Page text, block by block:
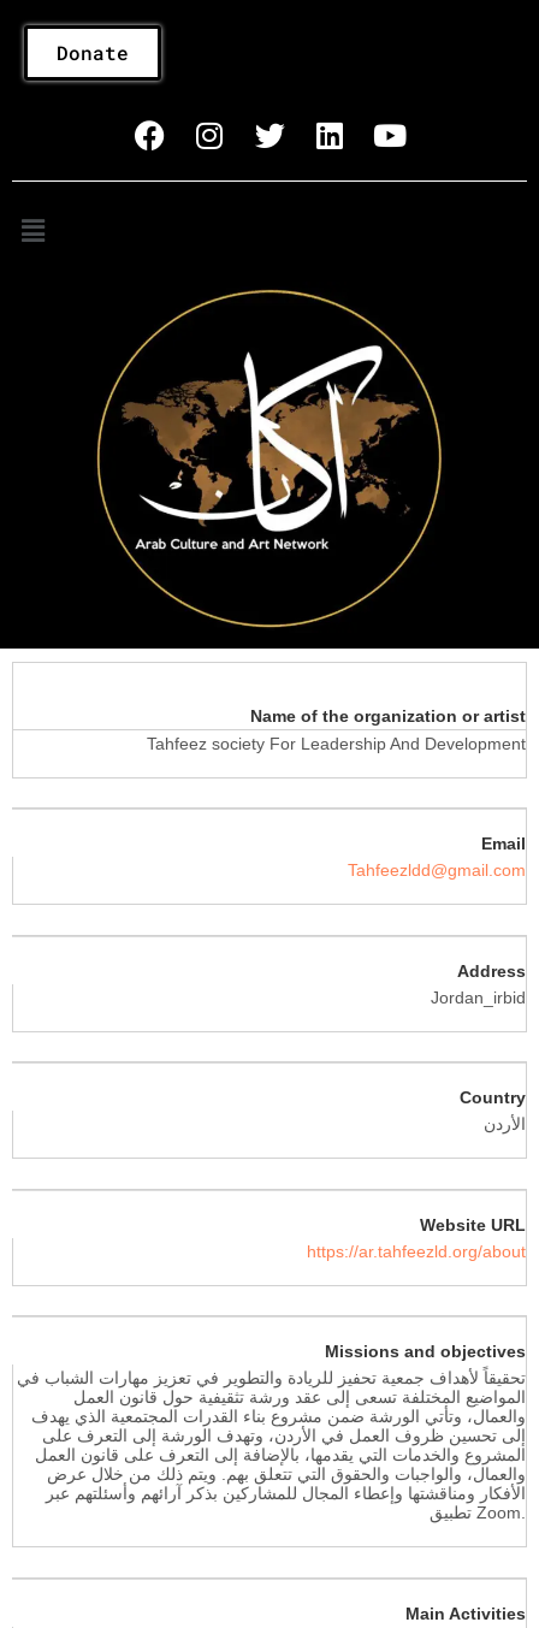
Donate
Name of the organization or artist
Tahfeez society For Leadership And Development
Email
Tahfeezldd@gmail.com
Address
Jordan_irbid
Country
الأردن
Website URL
https://ar.tahfeezld.org/about
Missions and objectives
تحقيقاً لأهداف جمعية تحفيز للريادة والتطوير في تعزيز مهارات الشباب في
المواضيع المختلفة تسعى إلى عقد ورشة تثقيفية حول قانون العمل
والعمال، وتأتي الورشة ضمن مشروع بناء القدرات المجتمعية الذي يهدف
إلى تحسين ظروف العمل في الأردن، وتهدف الورشة إلى التعرف على
المشروع والخدمات التي يقدمها، بالإضافة إلى التعرف على قانون العمل
والعمال، والواجبات والحقوق التي تتعلق بهم. ويتم ذلك من خلال عرض
الأفكار ومناقشتها وإعطاء المجال للمشاركين بذكر آرائهم وأسئلتهم عبر
تطبيق Zoom.
Main Activities